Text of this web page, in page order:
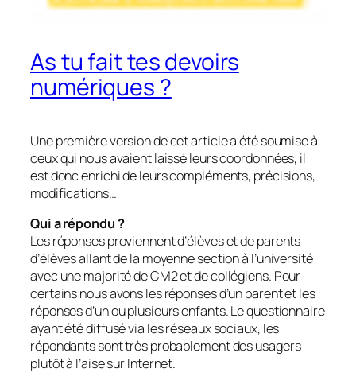
As tu fait tes devoirs
numériques ?
Une première version de cet article a été soumise à
ceux qui nous avaient laissé leurs coordonnées, il
est donc enrichi de leurs compléments, précisions,
modifications…
Qui a répondu ?
Les réponses proviennent d’élèves et de parents
d’élèves allant de la moyenne section à l’université
avec une majorité de CM2 et de collégiens. Pour
certains nous avons les réponses d’un parent et les
réponses d’un ou plusieurs enfants. Le questionnaire
ayant été diffusé via les réseaux sociaux, les
répondants sont très probablement des usagers
plutôt à l’aise sur Internet.